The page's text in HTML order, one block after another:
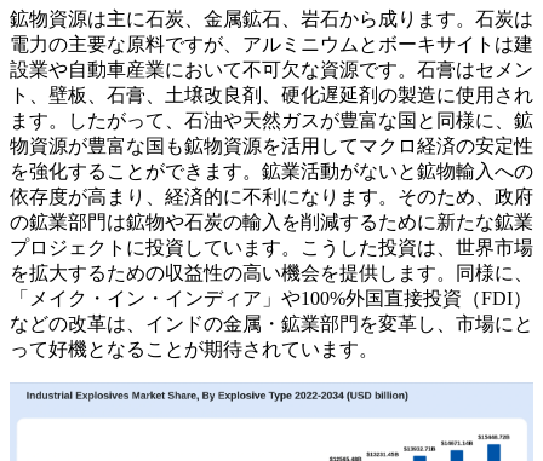
鉱物資源は主に石炭、金属鉱石、岩石から成ります。石炭は
電力の主要な原料ですが、アルミニウムとボーキサイトは建
設業や自動車産業において不可欠な資源です。石膏はセメン
ト、壁板、石膏、土壌改良剤、硬化遅延剤の製造に使用され
ます。したがって、石油や天然ガスが豊富な国と同様に、鉱
物資源が豊富な国も鉱物資源を活用してマクロ経済の安定性
を強化することができます。鉱業活動がないと鉱物輸入への
依存度が高まり、経済的に不利になります。そのため、政府
の鉱業部門は鉱物や石炭の輸入を削減するために新たな鉱業
プロジェクトに投資しています。こうした投資は、世界市場
を拡大するための収益性の高い機会を提供します。同様に、
「メイク・イン・インディア」や100%外国直接投資（FDI）
などの改革は、インドの金属・鉱業部門を変革し、市場にと
って好機となることが期待されています。